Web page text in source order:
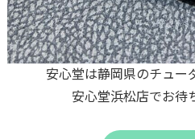
安心堂は静岡県のチュー
安心堂浜松店でお待